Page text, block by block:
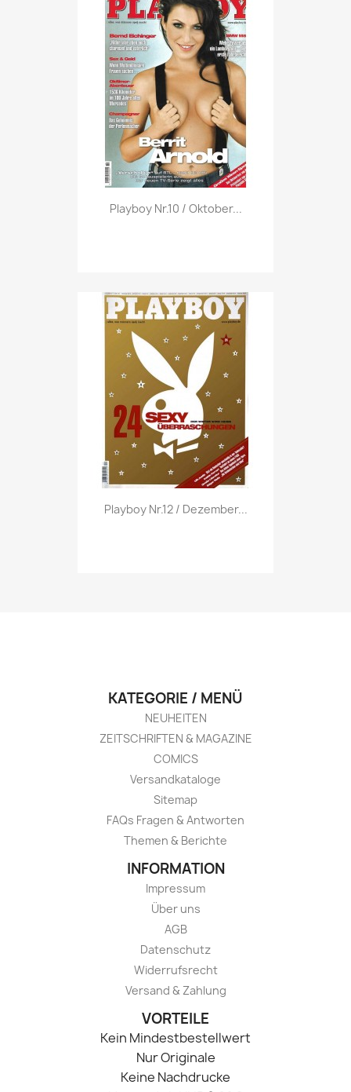
Vorschau
Playboy Nr.10 / Oktober...
Vorschau
Playboy Nr.12 / Dezember...
KATEGORIE / MENÜ
NEUHEITEN
ZEITSCHRIFTEN & MAGAZINE
COMICS
Versandkataloge
Sitemap
FAQs Fragen & Antworten
Themen & Berichte
INFORMATION
Impressum
Über uns
AGB
Datenschutz
Widerrufsrecht
Versand & Zahlung
VORTEILE
Kein Mindestbestellwert
Nur Originale
Keine Nachdrucke